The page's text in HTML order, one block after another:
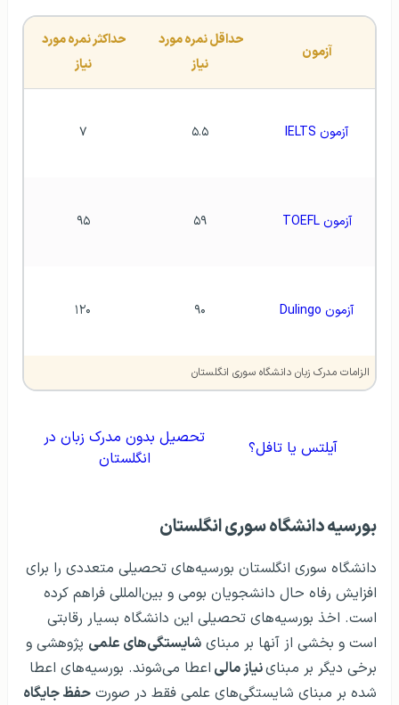
آزمون
نیاز
نیاز
آزمون IELTS ۵.۵ ۷
آزمون TOEFL ۵۹ ۹۵
آزمون Dulingo ۹۰ ۱۲۰
الزامات مدرک زبان دانشگاه سوری انگلستان
آیلتس یا تافل؟
تحصیل بدون مدرک زبان در
انگلستان
بورسیه دانشگاه سوری انگلستان
دانشگاه سوری انگلستان بورسیه‌های تحصیلی متعددی را برای
افزایش رفاه حال دانشجویان بومی و بین‌المللی فراهم کرده
است. اخذ بورسیه‌های تحصیلی این دانشگاه بسیار رقابتی
است و بخشی از آنها بر مبنای شایستگی‌های علمی پژوهشی و
برخی دیگر بر مبناینیاز مالی اعطا می‌شوند. بورسیه‌های اعطا
شده بر مبنای شایستگی‌های علمی فقط در صورت حفظ جایگاه